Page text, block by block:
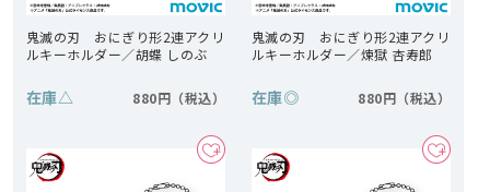
鬼滅の刃 おにぎり形2連アクリ
ルキーホルダー／胡蝶 しのぶ
在庫△ 880円
鬼滅の刃 おにぎり形2連アクリ
ルキーホルダー／煉獄 杏寿郎
在庫◎ 880円